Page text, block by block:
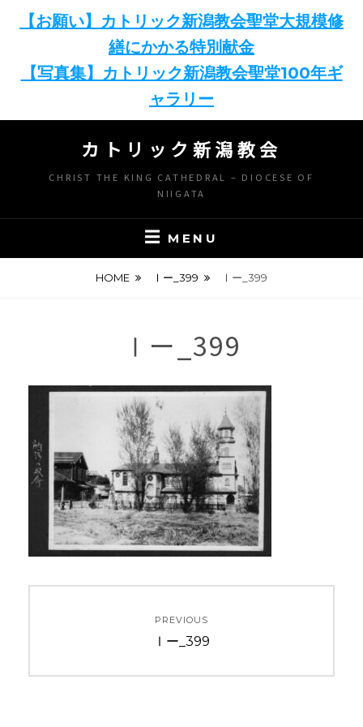
【お願い】カトリック新潟教会聖堂大規模修
繕にかかる特別献金
【写真集】カトリック新潟教会聖堂100年ギ
ャラリー
content
カトリック新潟教会
CHRIST THE KING CATHEDRAL – DIOCESE OF
NIIGATA
MENU
HOME Ⅰー_399 Ⅰー_399
Ⅰー_399
ナ
PREVIOUS
Previous
Ⅰー_399